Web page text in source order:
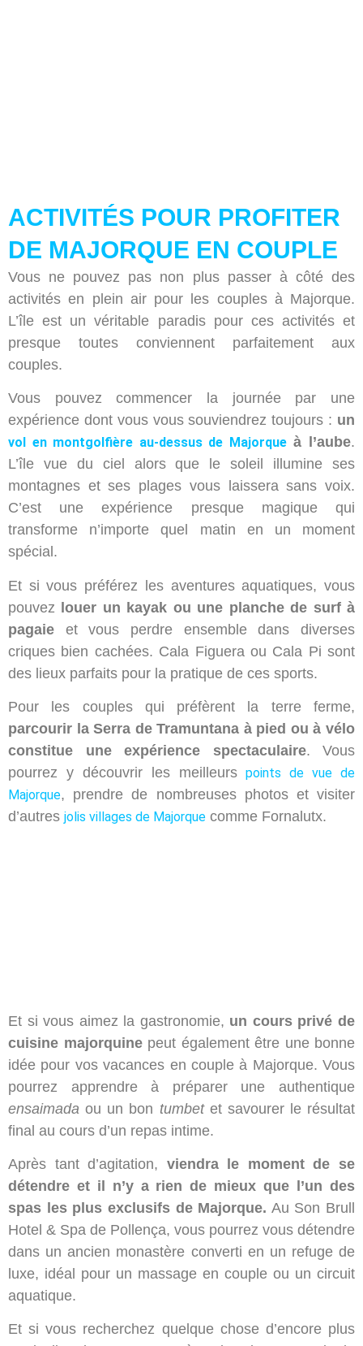
ACTIVITÉS POUR PROFITER
DE MAJORQUE EN COUPLE
Vous ne pouvez pas non plus passer à côté des
activités en plein air pour les couples à Majorque.
L’île est un véritable paradis pour ces activités et
presque toutes conviennent parfaitement aux
couples.
Vous pouvez commencer la journée par une
expérience dont vous vous souviendrez toujours : un
vol en montgolfière au-dessus de Majorqueà l’aube.
L’île vue du ciel alors que le soleil illumine ses
montagnes et ses plages vous laissera sans voix.
C’est une expérience presque magique qui
transforme n’importe quel matin en un moment
spécial.
Et si vous préférez les aventures aquatiques, vous
pouvez louer un kayak ou une planche de surf à
pagaie et vous perdre ensemble dans diverses
criques bien cachées. Cala Figuera ou Cala Pi sont
des lieux parfaits pour la pratique de ces sports.
Pour les couples qui préfèrent la terre ferme,
parcourir la Serra de Tramuntana à pied ou à vélo
constitue une expérience spectaculaire. Vous
pourrez y découvrir les meilleurspoints de vue de
Majorque, prendre de nombreuses photos et visiter
d’autres jolis villages de Majorque comme Fornalutx.
Et si vous aimez la gastronomie, un cours privé de
cuisine majorquinepeut également être une bonne
idée pour vos vacances en couple à Majorque. Vous
pourrez apprendre à préparer une authentique
ensaimada ou un bon tumbetet savourer le résultat
final au cours d’un repas intime.
Après tant d’agitation, viendra le moment de se
détendre et il n’y a rien de mieux que l’un des
spas les plus exclusifs de Majorque. Au Son Brull
Hotel & Spa de Pollença, vous pourrez vous détendre
dans un ancien monastère converti en un refuge de
luxe, idéal pour un massage en couple ou un circuit
aquatique.
Et si vous recherchez quelque chose d’encore plus